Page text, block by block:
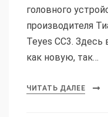
головного
производителя
Teyes CC3.
как новую, так…
ЧИТАТЬ ДАЛЕЕ